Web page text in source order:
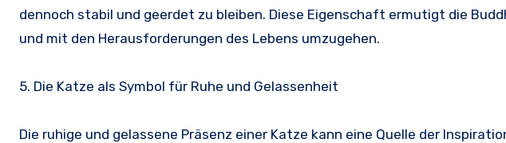
dennoch stabil und geerdet zu bleiben. Diese Eigenschaft ermutigt die
und mit den Herausforderungen des Lebens umzugehen.
5. Die Katze als Symbol für Ruhe und Gelassenheit
Die ruhige und gelassene Präsenz einer Katze kann eine Quelle der